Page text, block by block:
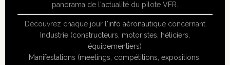
panorama de l'actualité du pilote VFR.
Découvrez chaque jour l'info aéronautiqueconcernant
Industrie (constructeurs, motoristes, héliciers,
équipementiers)
Manifestations (meetings, compétitions, expositions,